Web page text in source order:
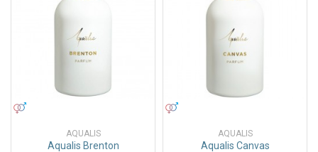
AQUALIS
Aqualis Brenton
AQUALIS
Aqualis Canvas